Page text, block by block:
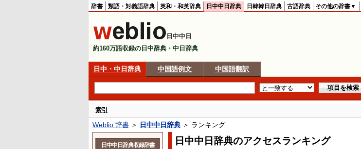
辞書 類語・対義語辞典 英和・和英辞典 日中中日辞典 日韓韓日辞典 古語辞典 その他の辞書▼
日中中日
約160万語収録の日中辞典・中日辞典
日中・中日辞典 中国語例文 中国語翻訳
索引
Weblio 辞書 ＞ 日中中日辞典 ＞ ランキング
日中中日辞典のアクセスランキング
日中中日辞典収録辞書